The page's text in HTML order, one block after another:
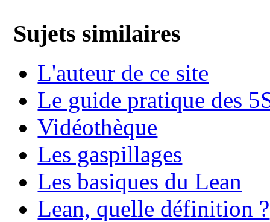
Sujets similaires
L'auteur de ce site
Le guide pratique des
Vidéothèque
Les gaspillages
Les basiques du Lean
Lean, quelle définition ?